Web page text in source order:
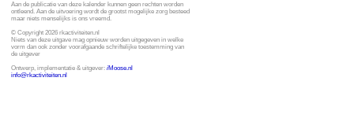
Aan de publicatie van deze kalender kunnen geen rechten worden
ontleend. Aan de uitvoering wordt de grootst mogelijke zorg besteed
maar niets menselijks is ons vreemd.
© Copyright 2026 rkactiviteiten.nl
Niets van deze uitgave mag opnieuw worden uitgegeven in welke
vorm dan ook zonder voorafgaande schriftelijke toestemming van
de uitgever
Ontwerp, implementatie & uitgever: iMoose.nl
info@rkactiviteiten.nl